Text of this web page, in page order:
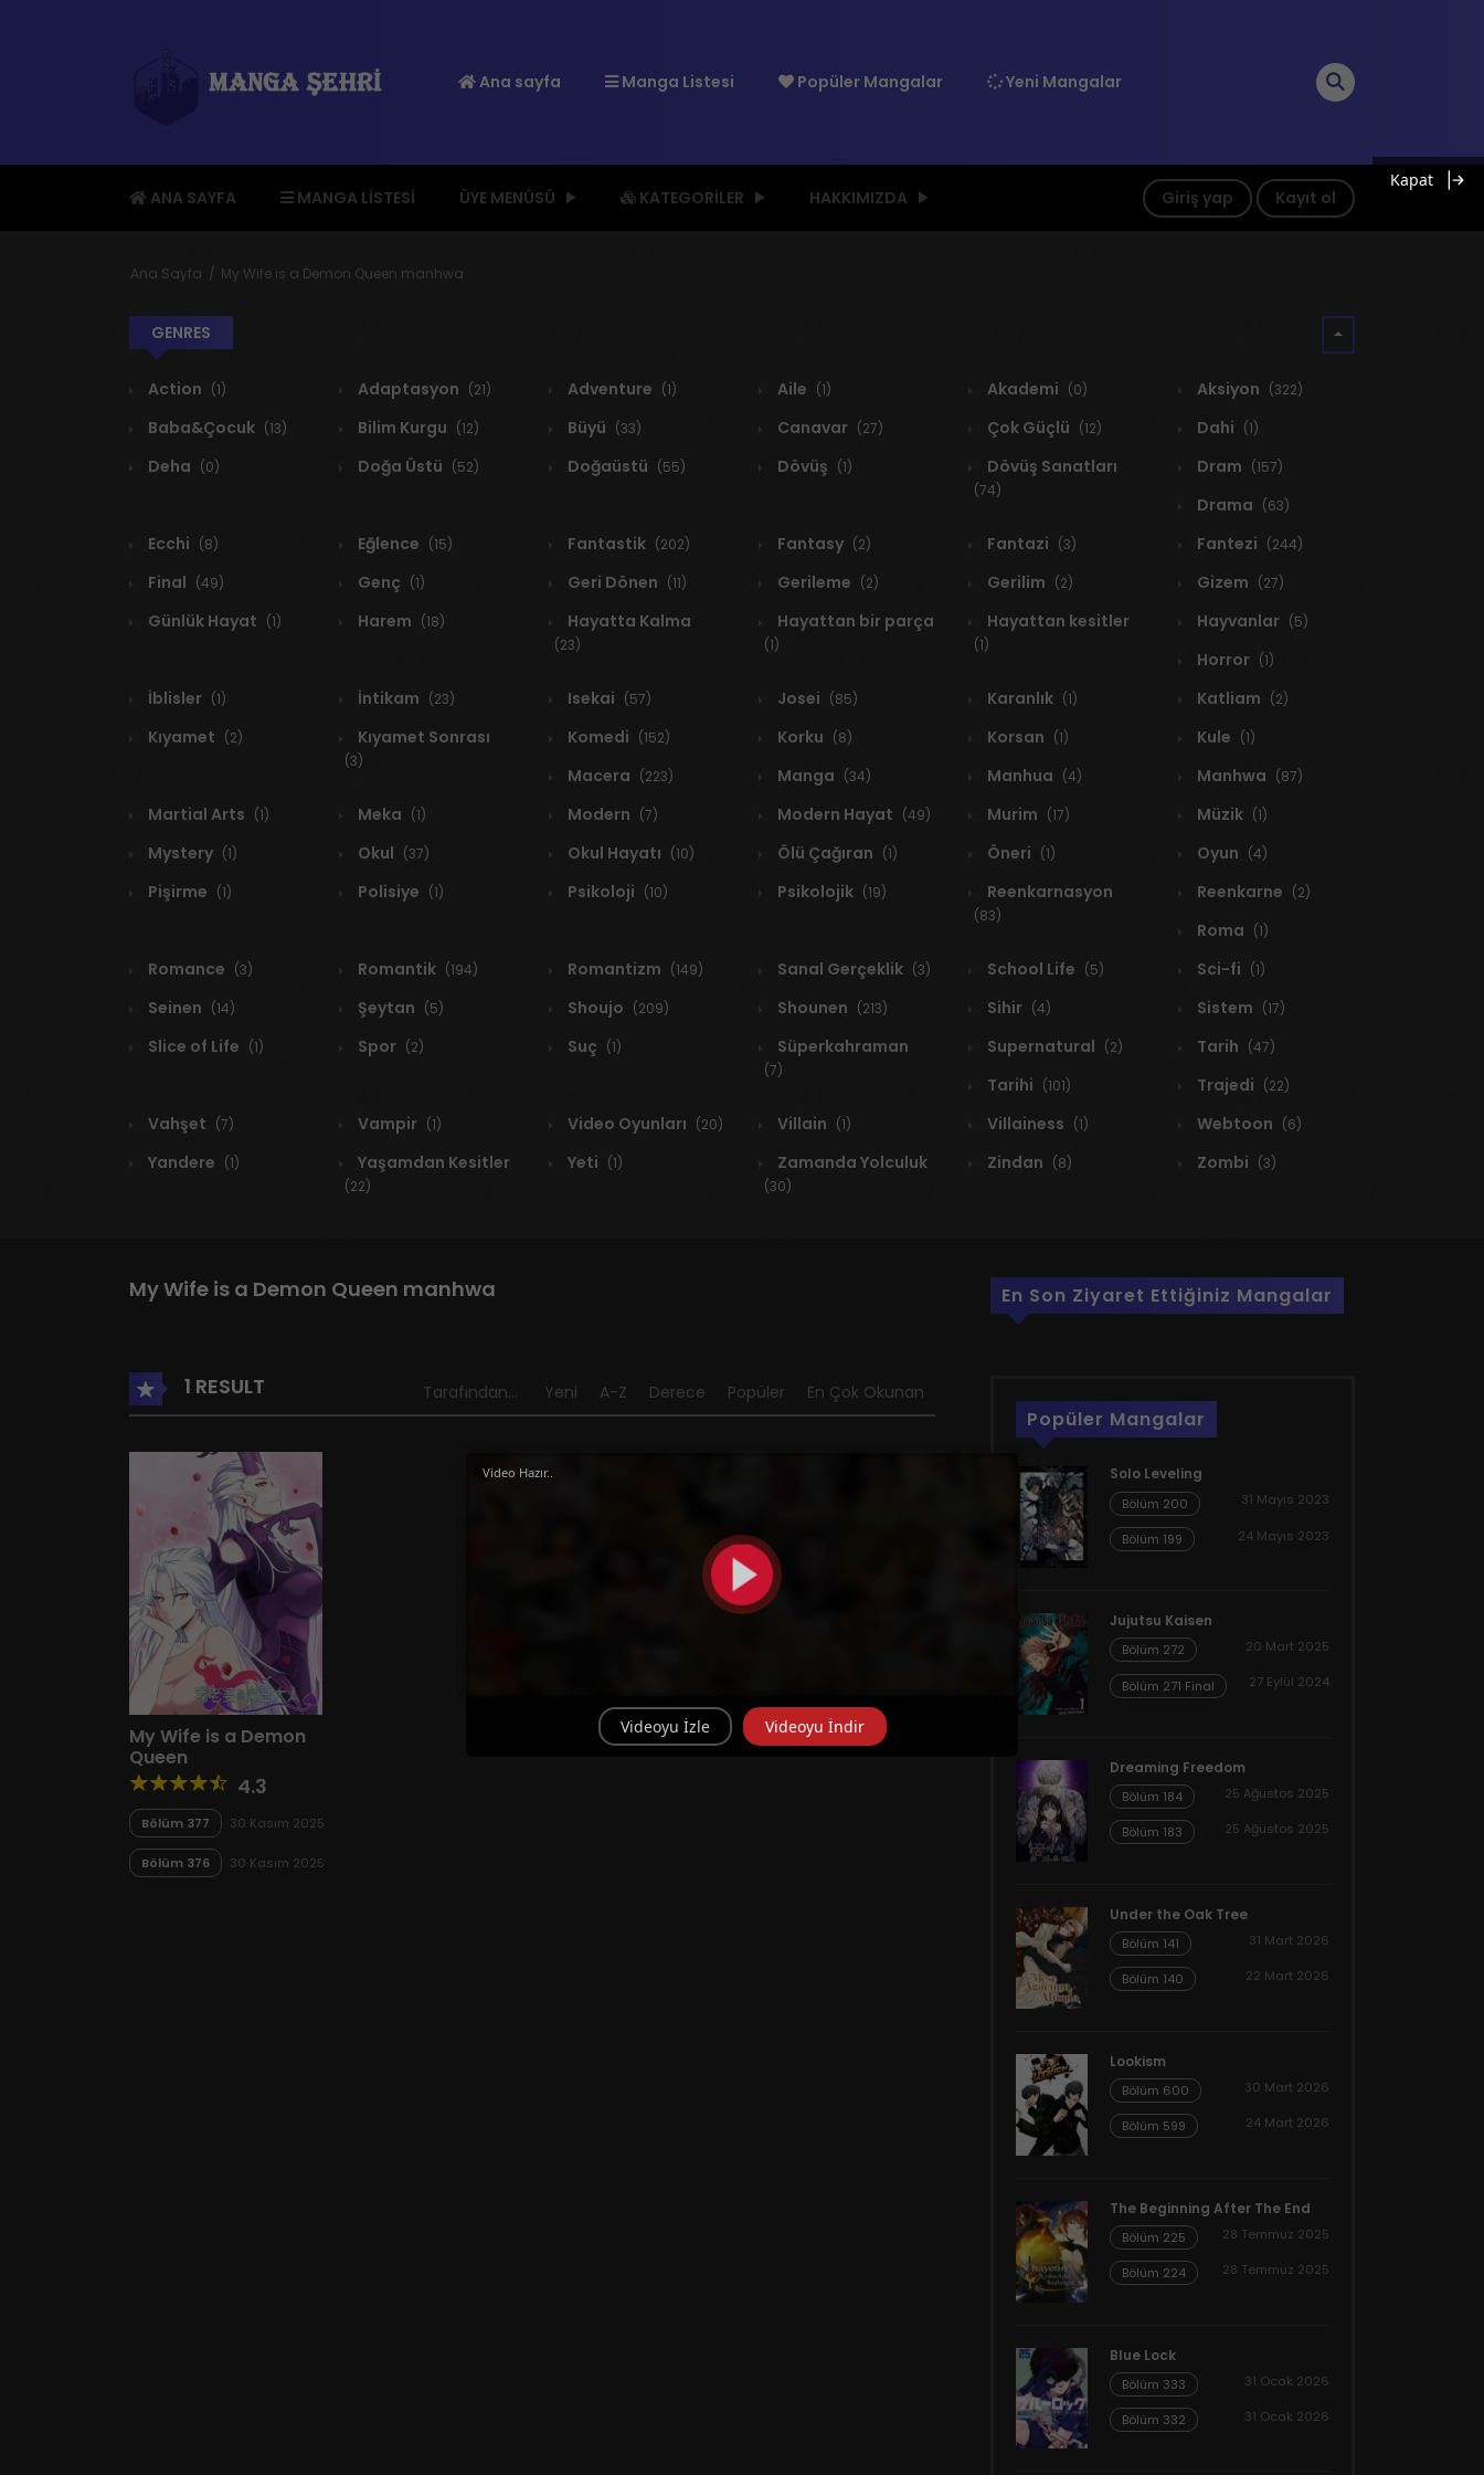
Ana sayfa Manga Listesi Popüler Mangalar Yeni Mangalar
ANA SAYFA MANGA LISTESI ÜYE MENÜSÜ KATEGORILER HAKKIMIZDA Giriş yap Kayıt ol
Ana Sayfa My Wife is a Demon Queen manhwa
GENRES
Action (1) Adaptasyon (21) Adventure (1) Aile (1) Akademi (0) Aksiyon (322)
Baba&Çocuk (13) Bilim Kurgu (12) Büyü (33) Canavar (27) Çok Güçlü (12) Dahi (1)
Deha (0) Doğa Üstü (52) Doğaüstü (55) Dövüş (1) Dövüş Sanatları
(74)
Dram (157)
Drama (63)
Ecchi (8) Eğlence (15) Fantastik (202) Fantasy (2) Fantazi (3) Fantezi (244)
Final (49) Genç (1) Geri Dönen (11) Gerileme (2) Gerilim (2) Gizem (27)
Günlük Hayat (1) Harem (18) Hayatta Kalma
(23)
Hayattan bir parça
(1)
Hayattan kesitler
(1)
Hayvanlar (5)
Horror (1)
İblisler (1) İntikam (23) Isekai (57) Josei (85) Karanlık (1) Katliam (2)
Kıyamet (2) Kıyamet Sonrası
(3)
Komedi (152) Korku (8) Korsan (1) Kule (1)
Macera (223) Manga (34) Manhua (4) Manhwa (87)
Martial Arts (1) Meka (1) Modern (7) Modern Hayat (49) Murim (17) Müzik (1)
Mystery (1) Okul (37) Okul Hayatı (10) Ölü Çağıran (1) Öneri (1) Oyun (4)
Pişirme (1) Polisiye (1) Psikoloji (10) Psikolojik (19) Reenkarnasyon
(83)
Reenkarne (2)
Roma (1)
Romance (3) Romantik (194) Romantizm (149) Sanal Gerçeklik (3) School Life (5) Sci-fi (1)
Seinen (14) Şeytan (5) Shoujo (209) Shounen (213) Sihir (4) Sistem (17)
Slice of Life (1) Spor (2) Suç (1) Süperkahraman
(7)
Supernatural (2) Tarih (47)
Tarihi (101) Trajedi (22)
Vahşet (7) Vampir (1) Video Oyunları (20) Villain (1) Villainess (1) Webtoon (6)
Yandere (1) Yaşamdan Kesitler
(22)
Yeti (1) Zamanda Yolculuk
(30)
Zindan (8) Zombi (3)
My Wife is a Demon Queen manhwa
1 RESULT Tarafından... Yeni A-Z Derece Popüler En Çok Okunan
My Wife is a Demon
Queen
4.3
Bölüm 377 30 Kasım 2025
Bölüm 376 30 Kasım 2025
En Son Ziyaret Ettiğiniz Mangalar
Popüler Mangalar
Solo Leveling
Bölüm 200 31 Mayıs 2023
Bölüm 199 24 Mayıs 2023
Jujutsu Kaisen
Bölüm 272 20 Mart 2025
Bölüm 271 Final 27 Eylül 2024
Dreaming Freedom
Bölüm 184 25 Ağustos 2025
Bölüm 183 25 Ağustos 2025
Under the Oak Tree
Bölüm 141 31 Mart 2026
Bölüm 140 22 Mart 2026
Lookism
Bölüm 600 30 Mart 2026
Bölüm 599 24 Mart 2026
The Beginning After The End
Bölüm 225 28 Temmuz 2025
Bölüm 224 28 Temmuz 2025
Blue Lock
Bölüm 333 31 Ocak 2026
Bölüm 332 31 Ocak 2026
Video Hazır..
Videoyu İzle Videoyu İndir
Kapat